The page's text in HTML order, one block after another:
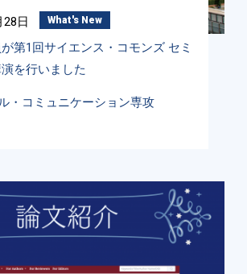
28日 What's New
第1回サイエンス・コモンズ セミ
を行いました
・コミュニケーション専攻